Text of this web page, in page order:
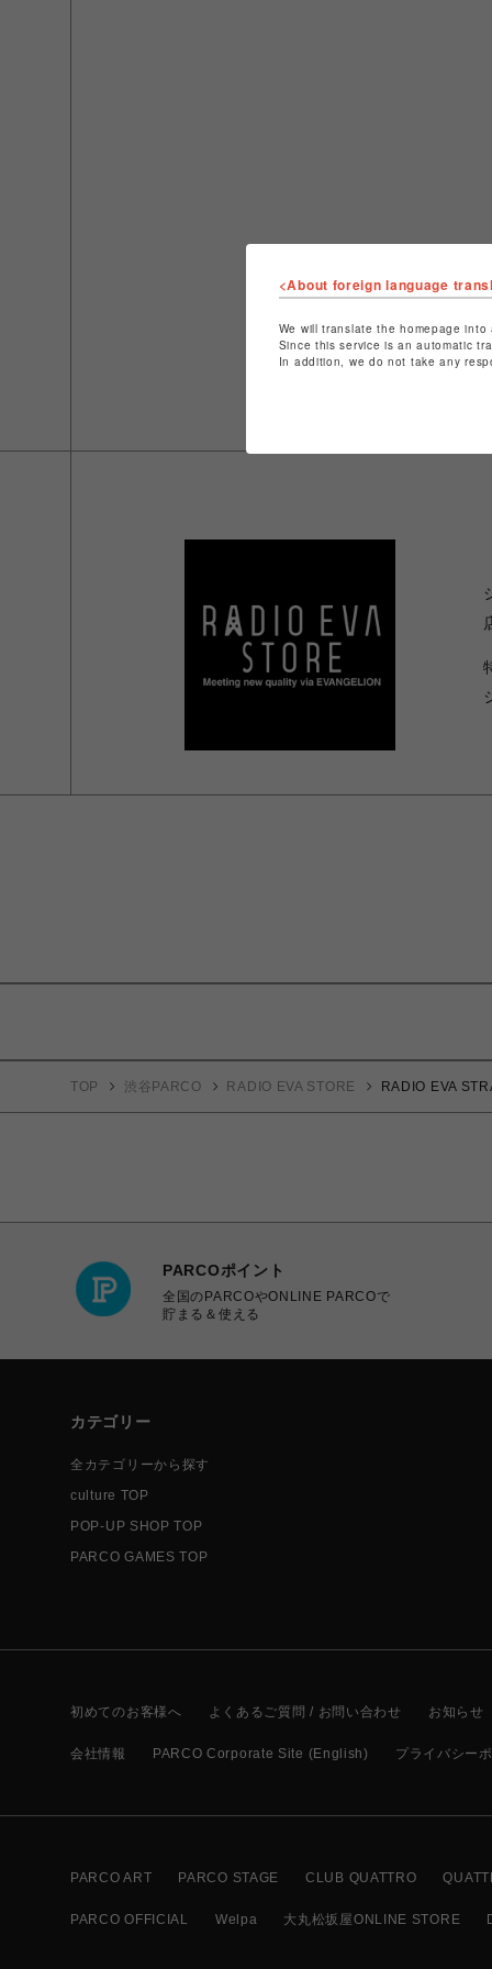
TOP 渋谷PARCO RADIO EVA STORE RADIO EVA
PARCOポイント
全国のPARCOやONLINE PARCOで
貯まる＆使える
カテゴリー
全カテゴリーから探す
culture TOP
POP-UP SHOP TOP
PARCO GAMES TOP
初めてのお客様へ よくあるご質問 / お問い合わせ お知らせ
会社情報 PARCO Corporate Site (English) プライバシー
PARCO ART PARCO STAGE CLUB QUATTRO
PARCO OFFICIAL Welpa 大丸松坂屋ONLINE STORE
<About foreign language
We will translate the homepage
Since this service is an automatic
In addition, we do not take any